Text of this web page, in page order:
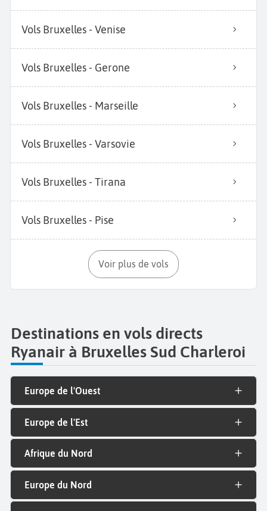
Vols Bruxelles - Venise
Vols Bruxelles - Gerone
Vols Bruxelles - Marseille
Vols Bruxelles - Varsovie
Vols Bruxelles - Tirana
Vols Bruxelles - Pise
Voir plus de vols
Destinations en vols directs
Ryanair à Bruxelles Sud Charleroi
Europe de l'Ouest
Europe de l'Est
Afrique du Nord
Europe du Nord